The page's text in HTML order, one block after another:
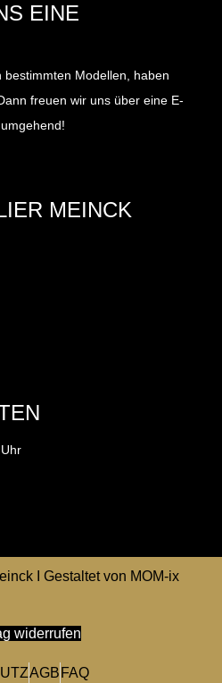
EINE
Modellen, haben
freuen wir uns über eine E-
MEINCK
I Gestaltet von MOM-ix
widerrufen
AGB FAQ